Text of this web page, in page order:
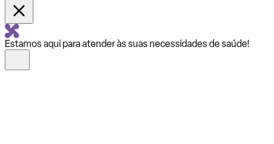
Estamos aqui para atender às suas necessidades de saúde!